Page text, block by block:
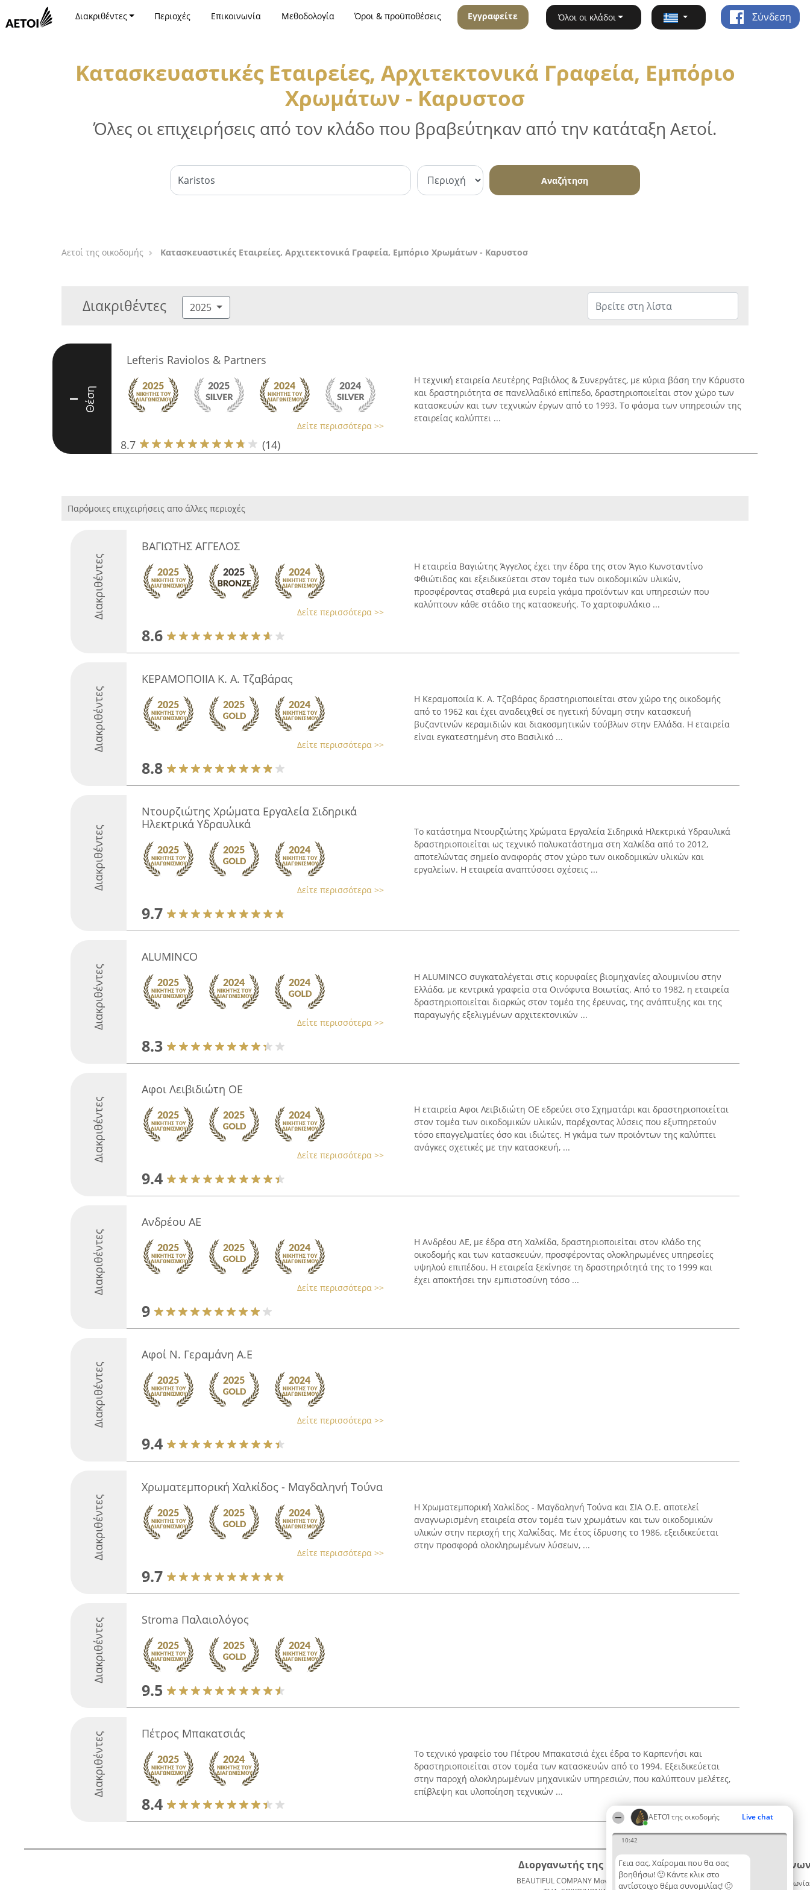
ΑΕΤΟΊ της οικοδομής Live chat
10:42
Γεια σας. Χαίρομαι που θα σας
βοηθήσω! 🙂 Κάντε κλικ στο
αντίστοιχο θέμα συνομιλίας! 🙂
Διακριθέντες Περιοχές Επικοινωνία Μεθοδολογία Όροι & προϋποθέσεις Εγγραφείτε Όλοι οι κλάδοι Σύνδεση
Κατασκευαστικές Εταιρείες, Αρχιτεκτονικά Γραφεία, Εμπόριο
Χρωμάτων - Καρυστοσ
Όλες οι επιχειρήσεις από τον κλάδο που βραβεύτηκαν από την κατάταξη Αετοί.
Αναζήτηση
Αετοί της οικοδομής Κατασκευαστικές Εταιρείες, Αρχιτεκτονικά Γραφεία, Εμπόριο Χρωμάτων - Καρυστοσ
Διακριθέντες 2025
I Θέση
Lefteris Raviolos & Partners
Δείτε περισσότερα >>
8.7 (14)
Η τεχνική εταιρεία Λευτέρης Ραβιόλος & Συνεργάτες, με κύρια βάση την Κάρυστο
και δραστηριότητα σε πανελλαδικό επίπεδο, δραστηριοποιείται στον χώρο των
κατασκευών και των τεχνικών έργων από το 1993. Το φάσμα των υπηρεσιών της
εταιρείας καλύπτει ...
Παρόμοιες επιχειρήσεις απο άλλες περιοχές
Διακριθέντες
ΒΑΓΙΩΤΗΣ ΑΓΓΕΛΟΣ
Δείτε περισσότερα >>
8.6
Η εταιρεία Βαγιώτης Άγγελος έχει την έδρα της στον Άγιο Κωνσταντίνο
Φθιώτιδας και εξειδικεύεται στον τομέα των οικοδομικών υλικών,
προσφέροντας σταθερά μια ευρεία γκάμα προϊόντων και υπηρεσιών που
καλύπτουν κάθε στάδιο της κατασκευής. Το χαρτοφυλάκιο ...
Διακριθέντες
ΚΕΡΑΜΟΠΟΙΙΑ Κ. Α. Τζαβάρας
Δείτε περισσότερα >>
8.8
Η Κεραμοποιία Κ. Α. Τζαβάρας δραστηριοποιείται στον χώρο της οικοδομής
από το 1962 και έχει αναδειχθεί σε ηγετική δύναμη στην κατασκευή
βυζαντινών κεραμιδιών και διακοσμητικών τούβλων στην Ελλάδα. Η εταιρεία
είναι εγκατεστημένη στο Βασιλικό ...
Διακριθέντες
Ντουρζιώτης Χρώματα Εργαλεία Σιδηρικά
Ηλεκτρικά Υδραυλικά
Δείτε περισσότερα >>
9.7
Το κατάστημα Ντουρζιώτης Χρώματα Εργαλεία Σιδηρικά Ηλεκτρικά Υδραυλικά
δραστηριοποιείται ως τεχνικό πολυκατάστημα στη Χαλκίδα από το 2012,
αποτελώντας σημείο αναφοράς στον χώρο των οικοδομικών υλικών και
εργαλείων. Η εταιρεία αναπτύσσει σχέσεις ...
Διακριθέντες
ALUMINCO
Δείτε περισσότερα >>
8.3
Η ALUMINCO συγκαταλέγεται στις κορυφαίες βιομηχανίες αλουμινίου στην
Ελλάδα, με κεντρικά γραφεία στα Οινόφυτα Βοιωτίας. Από το 1982, η εταιρεία
δραστηριοποιείται διαρκώς στον τομέα της έρευνας, της ανάπτυξης και της
παραγωγής εξελιγμένων αρχιτεκτονικών ...
Διακριθέντες
Αφοι Λειβιδιώτη ΟΕ
Δείτε περισσότερα >>
9.4
Η εταιρεία Αφοι Λειβιδιώτη ΟΕ εδρεύει στο Σχηματάρι και δραστηριοποιείται
στον τομέα των οικοδομικών υλικών, παρέχοντας λύσεις που εξυπηρετούν
τόσο επαγγελματίες όσο και ιδιώτες. Η γκάμα των προϊόντων της καλύπτει
ανάγκες σχετικές με την κατασκευή, ...
Διακριθέντες
Ανδρέου ΑΕ
Δείτε περισσότερα >>
9
Η Ανδρέου ΑΕ, με έδρα στη Χαλκίδα, δραστηριοποιείται στον κλάδο της
οικοδομής και των κατασκευών, προσφέροντας ολοκληρωμένες υπηρεσίες
υψηλού επιπέδου. Η εταιρεία ξεκίνησε τη δραστηριότητά της το 1999 και
έχει αποκτήσει την εμπιστοσύνη τόσο ...
Διακριθέντες
Αφοί Ν. Γεραμάνη Α.Ε
Δείτε περισσότερα >>
9.4
Διακριθέντες
Χρωματεμπορική Χαλκίδος - Μαγδαληνή Τούνα
Δείτε περισσότερα >>
9.7
Η Χρωματεμπορική Χαλκίδος - Μαγδαληνή Τούνα και ΣΙΑ Ο.Ε. αποτελεί
αναγνωρισμένη εταιρεία στον τομέα των χρωμάτων και των οικοδομικών
υλικών στην περιοχή της Χαλκίδας. Με έτος ίδρυσης το 1986, εξειδικεύεται
στην προσφορά ολοκληρωμένων λύσεων, ...
Διακριθέντες Stroma Παλαιολόγος
9.5
Διακριθέντες Πέτρος Μπακατσιάς
8.4
Το τεχνικό γραφείο του Πέτρου Μπακατσιά έχει έδρα το Καρπενήσι και
δραστηριοποιείται στον τομέα των κατασκευών από το 1994. Εξειδικεύεται
στην παροχή ολοκληρωμένων μηχανικών υπηρεσιών, που καλύπτουν μελέτες,
επίβλεψη και υλοποίηση τεχνικών ...
Διοργανωτής της κατάταξης
BEAUTIFUL COMPANY Μονοπρόσωπη ΙΚΕ
Κατάταξη
Διακριθέντες
Επικοινωνία